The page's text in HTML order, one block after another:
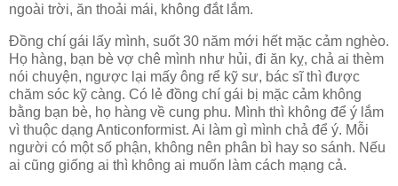
ngoài trời, ăn thoải mái, không đắt lắm.
Đồng chí gái lấy mình, suốt 30 năm mới hết mặc cảm nghèo.
Họ hàng, bạn bè vợ chê mình như hủi, đi ăn kỵ, chả ai thèm
nói chuyện, ngược lại mấy ông rể kỹ sư, bác sĩ thì được
chăm sóc kỹ càng. Có lẻ đồng chí gái bị mặc cảm không
bằng bạn bè, họ hàng về cung phu. Mình thì không để ý lắm
vì thuộc dạng Anticonformist. Ai làm gì mình chả để ý. Mỗi
người có một số phận, không nên phân bì hay so sánh. Nếu
ai cũng giống ai thì không ai muốn làm cách mạng cả.